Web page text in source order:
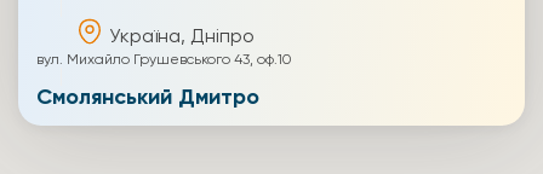
Україна, Дніпро
вул. Михайло Грушевського 43, оф.10
Смолянський Дмитро